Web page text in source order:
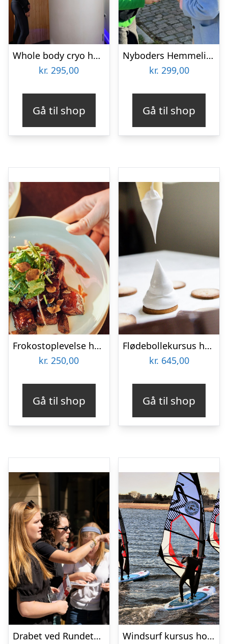
Whole body cryo hos One Thirty Labs
kr. 295,00
Gå til shop
Nyboders Hemmeligheder med Urban Hunt
kr. 299,00
Gå til shop
Frokostoplevelse hos Tiger Lily hos 25hours Hotels
kr. 250,00
Gå til shop
Flødebollekursus hos Karoline Trier
kr. 645,00
Gå til shop
Drabet ved Rundetårn med Solve a Mystery Windsurf kursus hos Copenhagen Surf School